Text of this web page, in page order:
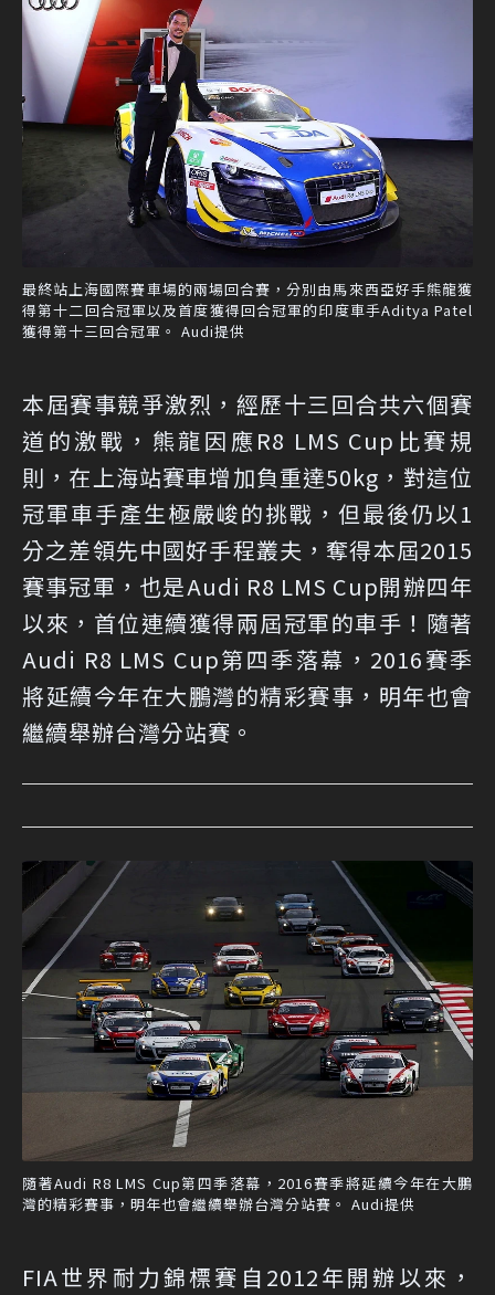
最終站上海國際賽車場的兩場回合賽，分別由馬來西亞好手熊龍獲
得第十二回合冠軍以及首度獲得回合冠軍的印度車手Aditya Patel
獲得第十三回合冠軍。 Audi提供
本屆賽事競爭激烈，經歷十三回合共六個賽
道的激戰，熊龍因應R8 LMS Cup比賽規
則，在上海站賽車增加負重達50kg，對這位
冠軍車手產生極嚴峻的挑戰，但最後仍以1
分之差領先中國好手程叢夫，奪得本屆2015
賽事冠軍，也是Audi R8 LMS Cup開辦四年
以來，首位連續獲得兩屆冠軍的車手！隨著
Audi R8 LMS Cup第四季落幕，2016賽季
將延續今年在大鵬灣的精彩賽事，明年也會
繼續舉辦台灣分站賽。
隨著Audi R8 LMS Cup第四季落幕，2016賽季將延續今年在大鵬
灣的精彩賽事，明年也會繼續舉辦台灣分站賽。 Audi提供
FIA世界耐力錦標賽自2012年開辦以來，